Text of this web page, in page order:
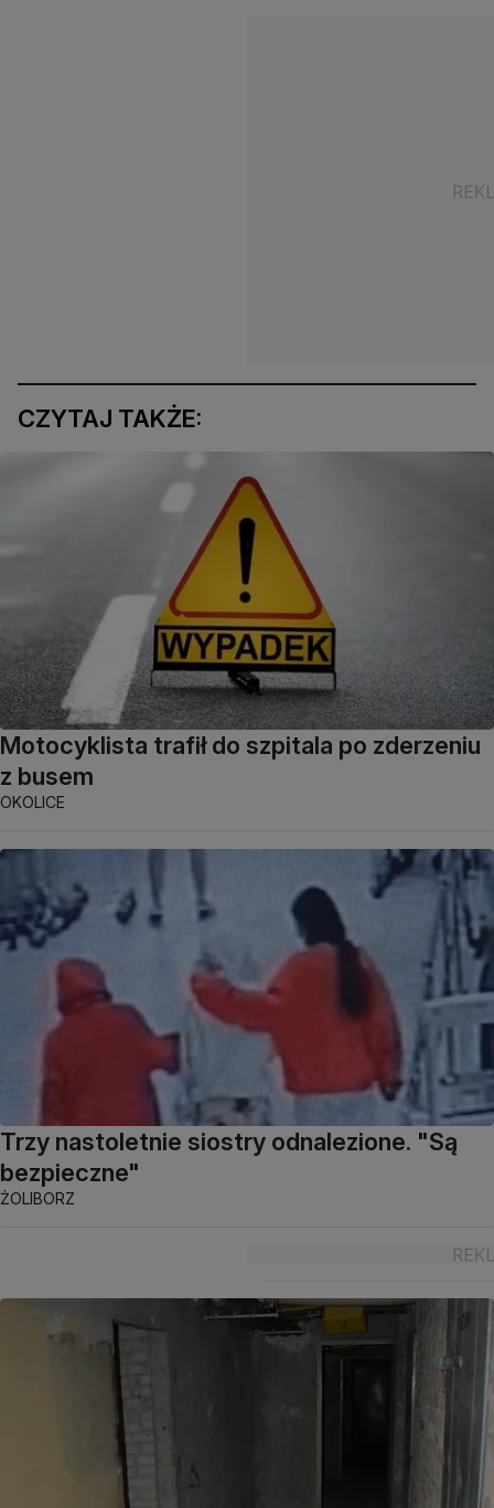
CZYTAJ TAKŻE:
Motocyklista trafił do szpitala po zderzeniu
z busem
OKOLICE
Trzy nastoletnie siostry odnalezione. "Są
bezpieczne"
ŻOLIBORZ